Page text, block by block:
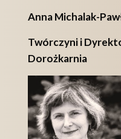
Anna Michalak-
Twórczyni i
Dorożkarnia